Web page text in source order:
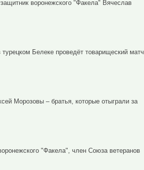
воронежского "Факела" Вячеслав
Белеке проведёт товарищеский матч
Морозовы – братья, которые отыграли за
"Факела", член Союза ветеранов